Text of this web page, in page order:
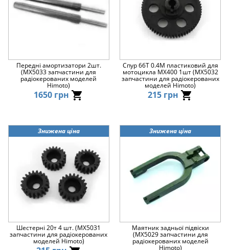
Передні амортизатори 2шт.
(MX5033 запчастини для
радіокерованих моделей
Himoto)
1650 грн
Спур 66T 0.4M пластиковий для
мотоцикла MX400 1шт (MX5032
запчастини для радіокерованих
моделей Himoto)
215 грн
Знижена ціна
Шестерні 20т 4 шт. (MX5031
запчастини для радіокерованих
моделей Himoto)
Знижена ціна
Маятник задньої підвіски
(MX5029 запчастини для
радіокерованих моделей
Himoto)